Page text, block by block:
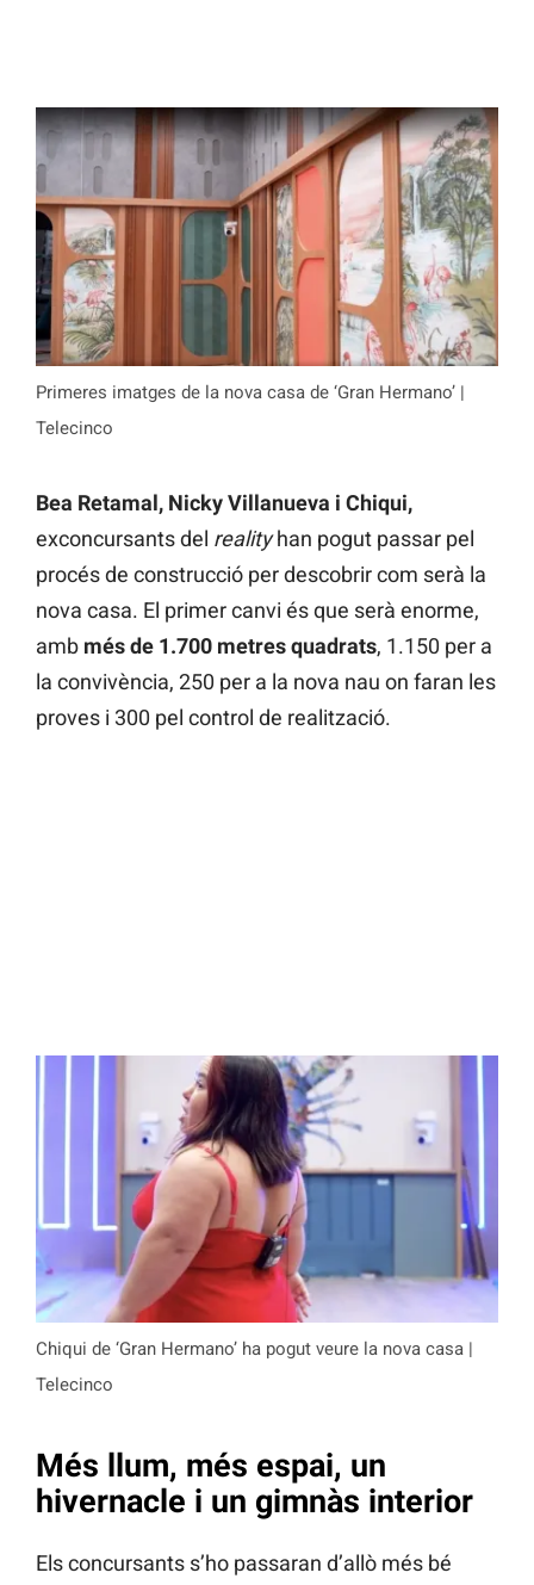
Primeres imatges de la nova casa de ‘Gran Hermano’ |
Telecinco
Bea Retamal, Nicky Villanueva i Chiqui,
exconcursants del realityhan pogut passar pel
procés de construcció per descobrir com serà la
nova casa. El primer canvi és que serà enorme,
amb més de 1.700 metres quadrats, 1.150 per a
la convivència, 250 per a la nova nau on faran les
proves i 300 pel control de realització.
Chiqui de ‘Gran Hermano’ ha pogut veure la nova casa |
Telecinco
Més llum, més espai, un
hivernacle i un gimnàs interior
Els concursants s’ho passaran d’allò més bé